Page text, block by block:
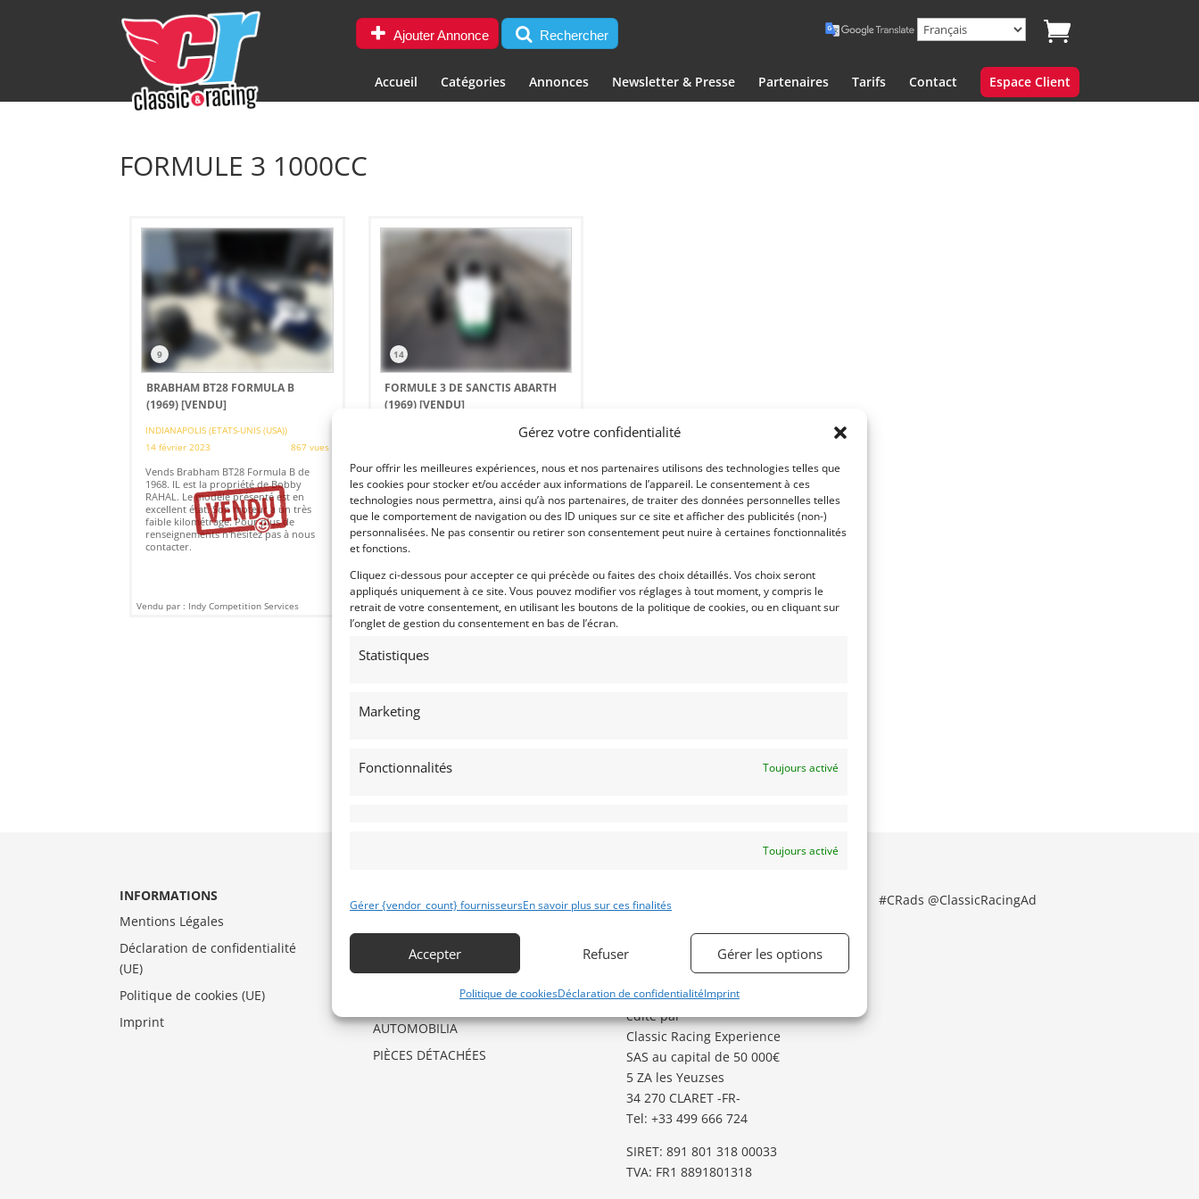
Gérez votre confidentialité
Pour offrir les meilleures expériences, nous et nos partenaires utilisons des technologies telles que
les cookies pour stocker et/ou accéder aux informations de l’appareil. Le consentement à ces
technologies nous permettra, ainsi qu’à nos partenaires, de traiter des données personnelles telles
que le comportement de navigation ou des ID uniques sur ce site et afficher des publicités (non-)
personnalisées. Ne pas consentir ou retirer son consentement peut nuire à certaines fonctionnalités
et fonctions.
Cliquez ci-dessous pour accepter ce qui précède ou faites des choix détaillés. Vos choix seront
appliqués uniquement à ce site. Vous pouvez modifier vos réglages à tout moment, y compris le
retrait de votre consentement, en utilisant les boutons de la politique de cookies, ou en cliquant sur
l’onglet de gestion du consentement en bas de l’écran.
Statistiques
Marketing
Fonctionnalités Toujours activé
Toujours activé
Gérer {vendor_count} fournisseursEn savoir plus sur ces finalités
Accepter Refuser Gérer les options
Politique de cookiesDéclaration de confidentialitéImprint
Ajouter Annonce Rechercher
Accueil Catégories Annonces Newsletter & Presse Partenaires Tarifs Contact Espace Client
FORMULE 3 1000CC
9
BRABHAM BT28 FORMULA B
(1969)[VENDU]
INDIANAPOLIS (ETATS-UNIS (USA))
14 février 2023
867 vues
Vends Brabham BT28 Formula B de
1968. IL est la propriété de Bobby
RAHAL. Le modèle présenté est en
excellent état. Son moteur a un très
faible kilométrage. Pour plus de
renseignements n'hésitez pas à nous
contacter.
Vendu par : Indy Competition Services
14
FORMULE 3 DE SANCTIS ABARTH
(1969)[VENDU]
Vends Très belle F3 1000 cc De Sanctis
de 1969. Ce "screamer" est équipée
d'un moteur Abarth de 843 cc. En
parfait état, elle vient avec son PTH
Italien.
Vendu par : Franco LEMBO
INFORMATIONS
Mentions Légales
Déclaration de confidentialité
(UE)
Politique de cookies (UE)
Imprint
DRAGSTER
MOTO
VENTES AUX ENCHERES
AUTOMOBILIA
PIÈCES DÉTACHÉES
Contactez notre service
Annonces
Classic Racing Annonces
édité par
Classic Racing Experience
SAS au capital de 50 000€
5 ZA les Yeuzses
34 270 CLARET -FR-
Tel: ‭+33 499 666 724‬
SIRET: 891 801 318 00033
TVA: FR1 8891801318
#CRads @ClassicRacingAd